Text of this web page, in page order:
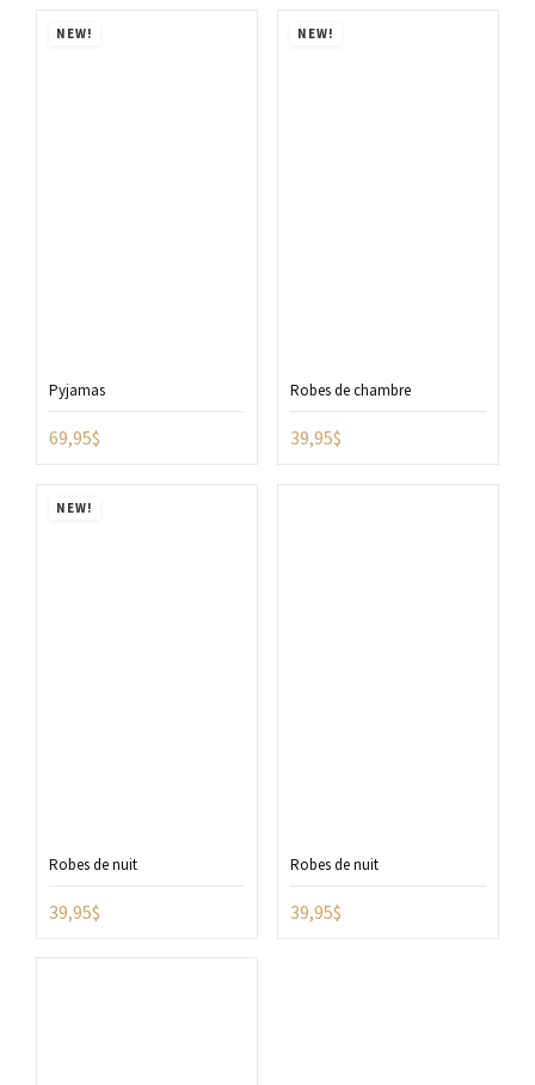
NEW!
Pyjamas
69,95$
NEW!
Robes de chambre
39,95$
NEW!
Robes de nuit
39,95$
Robes de nuit
39,95$